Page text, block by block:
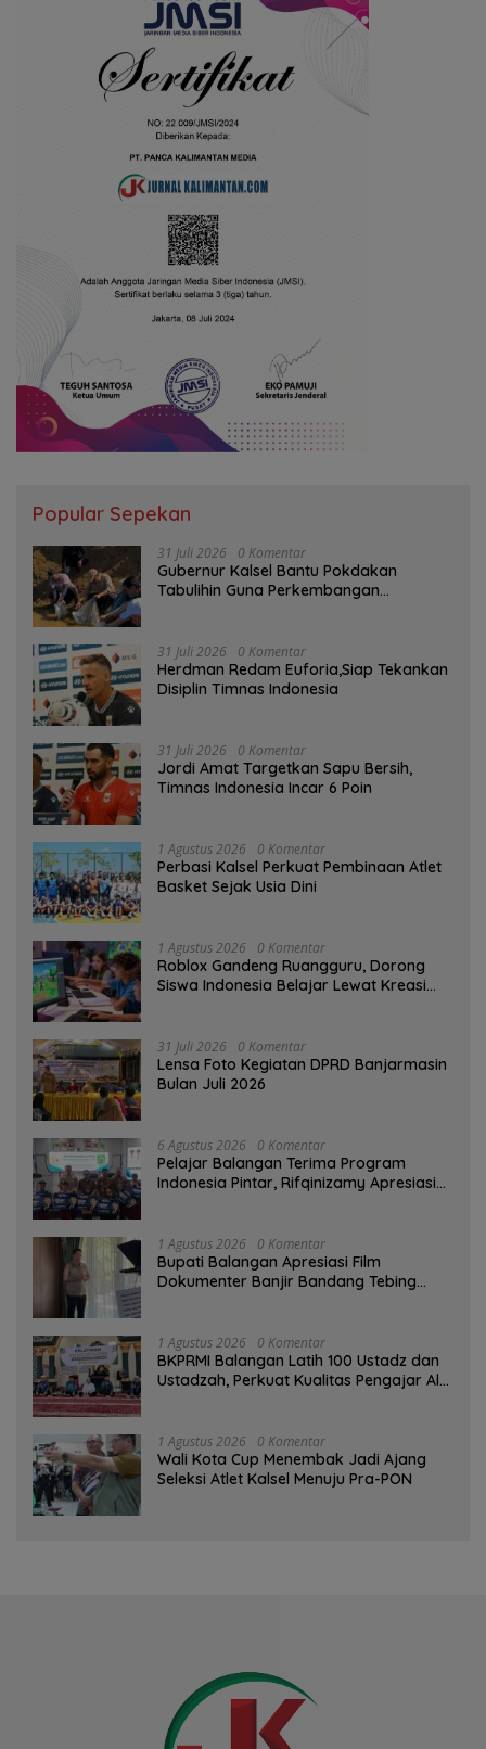
Popular Sepekan
31 Juli 2026 0 Komentar
Gubernur Kalsel Bantu Pokdakan
Tabulihin Guna Perkembangan
31 Juli 2026 0 Komentar
Herdman Redam Euforia,Siap Tekankan
Disiplin Timnas Indonesia
31 Juli 2026 0 Komentar
Jordi Amat Targetkan Sapu Bersih,
Timnas Indonesia Incar 6 Poin
1 Agustus 2026 0 Komentar
Perbasi Kalsel Perkuat Pembinaan Atlet
Basket Sejak Usia Dini
1 Agustus 2026 0 Komentar
Roblox Gandeng Ruangguru, Dorong
Siswa Indonesia Belajar Lewat Kreasi
31 Juli 2026 0 Komentar
Lensa Foto Kegiatan DPRD Banjarmasin
Bulan Juli 2026
6 Agustus 2026 0 Komentar
Pelajar Balangan Terima Program
Indonesia Pintar, Rifqinizamy Apresiasi
1 Agustus 2026 0 Komentar
Bupati Balangan Apresiasi Film
Dokumenter Banjir Bandang Tebing
1 Agustus 2026 0 Komentar
BKPRMI Balangan Latih 100 Ustadz dan
Ustadzah, Perkuat Kualitas Pengajar Al-
1 Agustus 2026 0 Komentar
Wali Kota Cup Menembak Jadi Ajang
Seleksi Atlet Kalsel Menuju Pra-PON